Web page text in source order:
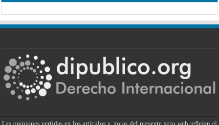
Las opiniones vertidas en los artículos y notas del presente sitio web reflejan el